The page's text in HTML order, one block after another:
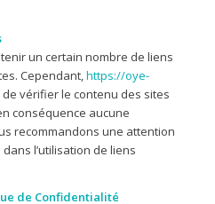
un certain nombre de liens
Cependant,https://oye-
vérifier le contenu des sites
conséquence aucune
recommandons une attention
l’utilisation de liens
de Confidentialité